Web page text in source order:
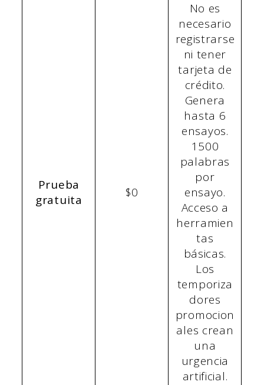
Prueba
gratuita
$0
No es
necesario
registrarse
ni tener
tarjeta de
crédito.
Genera
hasta 6
ensayos.
1500
palabras
por
ensayo.
Acceso a
herramien
tas
básicas.
Los
temporiza
dores
promocion
ales crean
una
urgencia
artificial.